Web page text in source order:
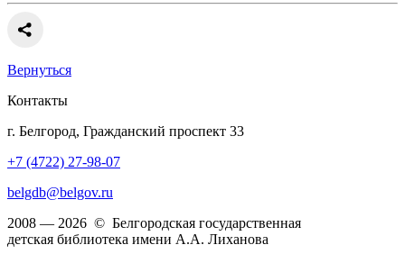
Вернуться
Контакты
г. Белгород, Гражданский проспект 33
+7 (4722) 27-98-07
belgdb@belgov.ru
2008 — 2026 © Белгородская государственная
детская библиотека имени А.А. Лиханова